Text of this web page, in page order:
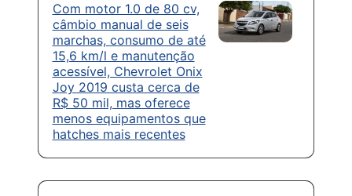
Com motor 1.0 de 80 cv,
câmbio manual de seis
marchas, consumo de até
15,6 km/l e manutenção
acessível, Chevrolet Onix
Joy 2019 custa cerca de
R$ 50 mil, mas oferece
menos equipamentos que
hatches mais recentes